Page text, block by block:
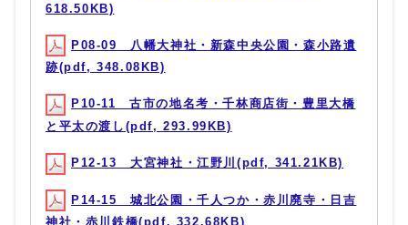
618.50KB)
P08-09 八幡大神社・新森中央公園・森小路遺
跡(pdf, 348.08KB)
P10-11 古市の地名考・千林商店街・豊里大橋
と平太の渡し(pdf, 293.99KB)
P12-13 大宮神社・江野川(pdf, 341.21KB)
P14-15 城北公園・千人つか・赤川廃寺・日吉
神社・赤川鉄橋(pdf, 332.68KB)